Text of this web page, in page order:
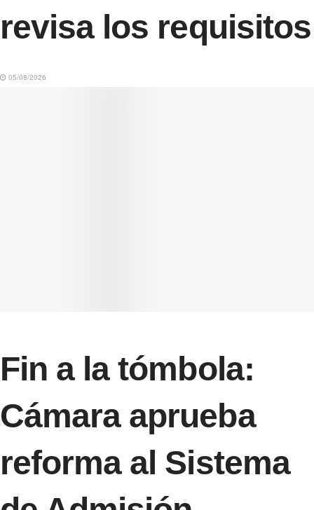
revisa los requisitos
05/08/2026
Fin a la tómbola:
Cámara aprueba
reforma al Sistema